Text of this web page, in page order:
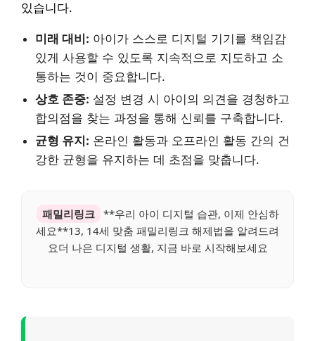
있습니다.
미래 대비: 아이가 스스로 디지털 기기를 책임감
있게 사용할 수 있도록 지속적으로 지도하고 소
통하는 것이 중요합니다.
상호 존중: 설정 변경 시 아이의 의견을 경청하고
합의점을 찾는 과정을 통해 신뢰를 구축합니다.
균형 유지: 온라인 활동과 오프라인 활동 간의 건
강한 균형을 유지하는 데 초점을 맞춥니다.
패밀리링크
**우리 아이 디지털 습관, 이제 안심하
세요**13, 14세 맞춤 패밀리링크 해제법을 알려드려
요더 나은 디지털 생활, 지금 바로 시작해보세요